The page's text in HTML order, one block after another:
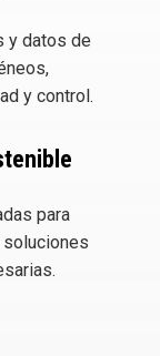
y datos de
y control.
para